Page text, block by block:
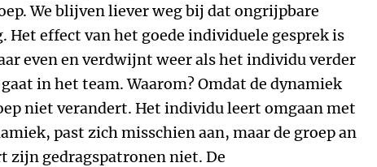
We blijven liever weg bij dat ongrijpbare
Het effect van het goede individuele gesprek is
even en verdwijnt weer als het individu verder
in het team. Waarom? Omdat de dynamiek
niet verandert. Het individu leert omgaan met
past zich misschien aan, maar de groep an
zijn gedragspatronen niet. De